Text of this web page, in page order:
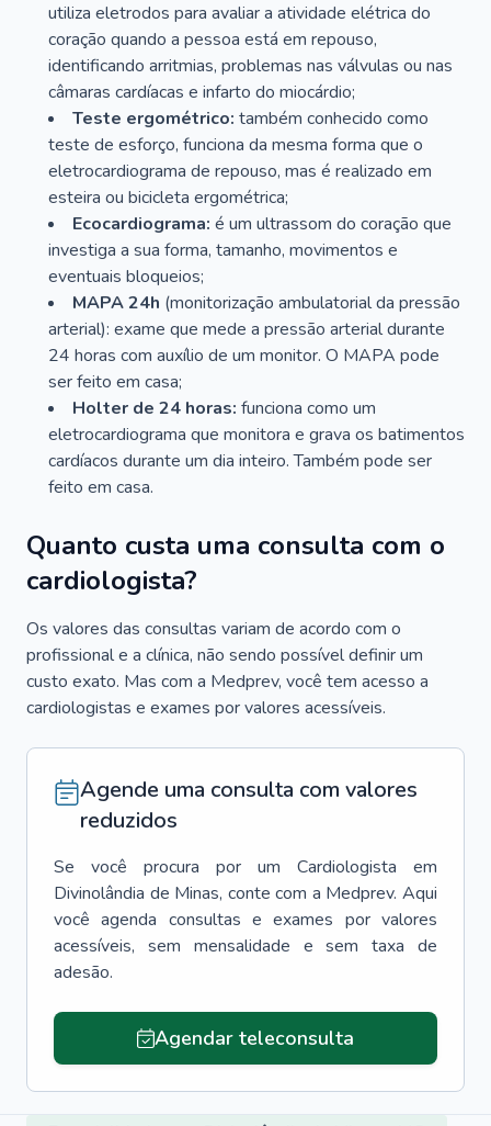
utiliza eletrodos para avaliar a atividade elétrica do
coração quando a pessoa está em repouso,
identificando arritmias, problemas nas válvulas ou nas
câmaras cardíacas e infarto do miocárdio;
Teste ergométrico: também conhecido como
teste de esforço, funciona da mesma forma que o
eletrocardiograma de repouso, mas é realizado em
esteira ou bicicleta ergométrica;
Ecocardiograma: é um ultrassom do coração que
investiga a sua forma, tamanho, movimentos e
eventuais bloqueios;
MAPA 24h (monitorização ambulatorial da pressão
arterial): exame que mede a pressão arterial durante
24 horas com auxílio de um monitor. O MAPA pode
ser feito em casa;
Holter de 24 horas: funciona como um
eletrocardiograma que monitora e grava os batimentos
cardíacos durante um dia inteiro. Também pode ser
feito em casa.
Quanto custa uma consulta com o
cardiologista?
Os valores das consultas variam de acordo com o
profissional e a clínica, não sendo possível definir um
custo exato. Mas com a Medprev, você tem acesso a
cardiologistas e exames por valores acessíveis.
Agende uma consulta com valores
reduzidos
Se você procura por um Cardiologista
em
Divinolândia de Minas, conte com a Medprev. Aqui
você agenda consultas e exames por valores
acessíveis, sem mensalidade e sem taxa de
adesão.
Agendar teleconsulta